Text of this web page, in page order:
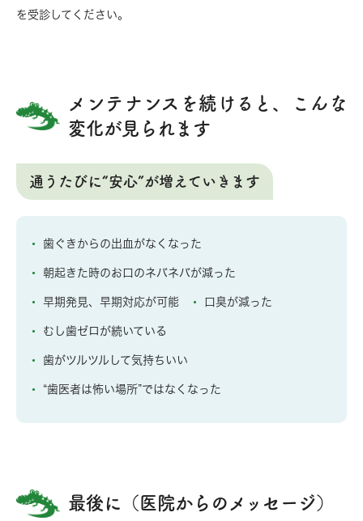
を受診してください。
メンテナンスを続けると、こんな
変化が見られます
通うたびに“安心”が増えていきます
歯ぐきからの出血がなくなった
朝起きた時のお口のネバネバが減った
早期発見、早期対応が可能 口臭が減った
むし歯ゼロが続いている
歯がツルツルして気持ちいい
“歯医者は怖い場所”ではなくなった
最後に（医院からのメッセージ）